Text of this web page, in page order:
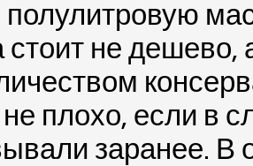
полулитровую
стоит не дешево,
плохо, если в
заранее. В